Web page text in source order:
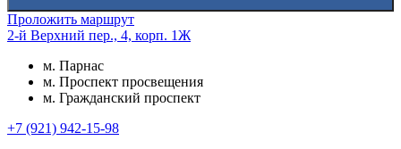
Проложить маршрут
2-й Верхний пер., 4, корп. 1Ж
м. Парнас
м. Проспект просвещения
м. Гражданский проспект
+7 (921) 942-15-98